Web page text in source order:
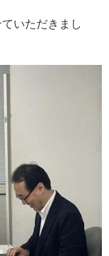
いただきまし